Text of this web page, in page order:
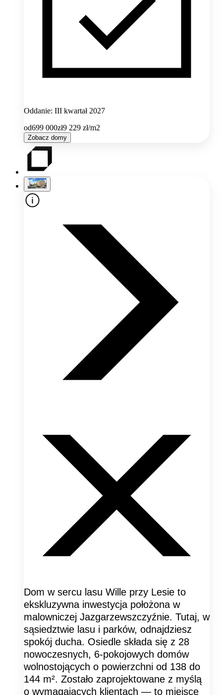
Oddanie: III kwartał 2027
od699 000zł9 229 zł/m2
Zobacz domy
Dom w sercu lasu Wille przy Lesie to
ekskluzywna inwestycja położona w
malowniczej Jazgarzewszczyźnie. Tutaj, w
sąsiedztwie lasu i parków, odnajdziesz
spokój ducha. Osiedle składa się z 28
nowoczesnych, 6-pokojowych domów
wolnostojących o powierzchni od 138 do
144 m². Zostało zaprojektowane z myślą
o wymagających klientach — to miejsce